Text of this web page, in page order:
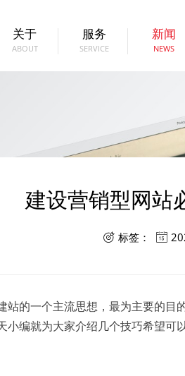
关于
ABOUT
服务
SERVICE
新闻
NEWS
建设营销型网站
 标签： 
站的一个主流思想，最为主要的
编就为大家介绍几个技巧希望可